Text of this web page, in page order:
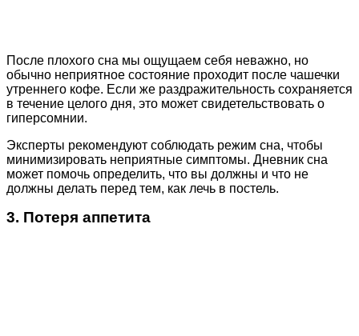
После плохого сна мы ощущаем себя неважно, но
обычно неприятное состояние проходит после чашечки
утреннего кофе. Если же раздражительность сохраняется
в течение целого дня, это может свидетельствовать о
гиперсомнии.
Эксперты рекомендуют соблюдать режим сна, чтобы
минимизировать неприятные симптомы. Дневник сна
может помочь определить, что вы должны и что не
должны делать перед тем, как лечь в постель.
3. Потеря аппетита